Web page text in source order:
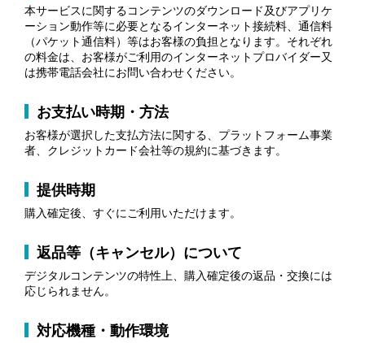
本サービスに関するコンテンツのダウンロード及びアプリケ
ーション動作等に必要となるインターネット接続料、通信料
（パケット通信料）等はお客様の負担となります。それぞれ
の料金は、お客様がご利用のインターネットプロバイダー又
は携帯電話会社にお問い合わせください。
お支払い時期・方法
お客様が選択した支払方法に関する、プラットフォーム事業
者、クレジットカード会社等の規約に基づきます。
提供時期
購入確定後、すぐにご利用いただけます。
返品等（キャンセル）について
デジタルコンテンツの特性上、購入確定後の返品・交換には
応じられません。
対応機種・動作環境